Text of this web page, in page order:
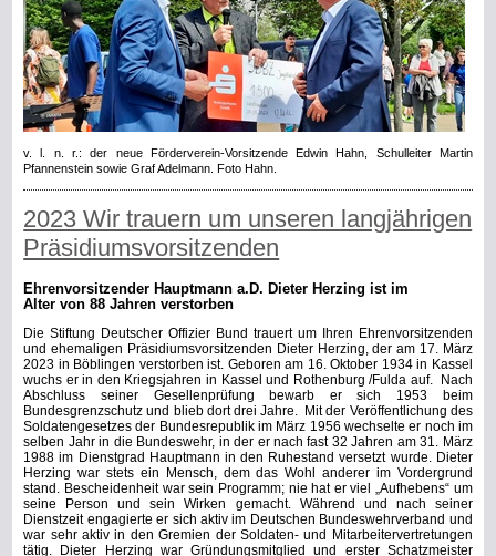
v. l. n. r.: der neue Förderverein-Vorsitzende Edwin Hahn, Schulleiter Martin
Pfannenstein sowie Graf Adelmann. Foto Hahn.
2023 Wir trauern um unseren langjährigen
Präsidiumsvorsitzenden
Ehrenvorsitzender Hauptmann a.D. Dieter Herzing ist im
Alter von 88 Jahren verstorben
Die Stiftung Deutscher Offizier Bund trauert um Ihren Ehrenvorsitzenden
und ehemaligen Präsidiumsvorsitzenden Dieter Herzing, der am 17. März
2023 in Böblingen verstorben ist. Geboren am 16. Oktober 1934 in Kassel
wuchs er in den Kriegsjahren in Kassel und Rothenburg /Fulda auf. Nach
Abschluss seiner Gesellenprüfung bewarb er sich 1953 beim
Bundesgrenzschutz und blieb dort drei Jahre. Mit der Veröffentlichung des
Soldatengesetzes der Bundesrepublik im März 1956 wechselte er noch im
selben Jahr in die Bundeswehr, in der er nach fast 32 Jahren am 31. März
1988 im Dienstgrad Hauptmann in den Ruhestand versetzt wurde. Dieter
Herzing war stets ein Mensch, dem das Wohl anderer im Vordergrund
stand. Bescheidenheit war sein Programm; nie hat er viel „Aufhebens“ um
seine Person und sein Wirken gemacht. Während und nach seiner
Dienstzeit engagierte er sich aktiv im Deutschen Bundeswehrverband und
war sehr aktiv in den Gremien der Soldaten- und Mitarbeitervertretungen
tätig. Dieter Herzing war Gründungsmitglied und erster Schatzmeister